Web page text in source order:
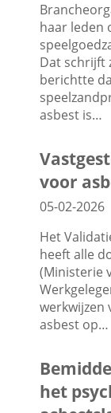
haar leden
Dat schrijft
berichtte
asbest is…
voor
05-02-2026
Het
heeft alle
(Ministerie
werkwijzen
asbest op…
het